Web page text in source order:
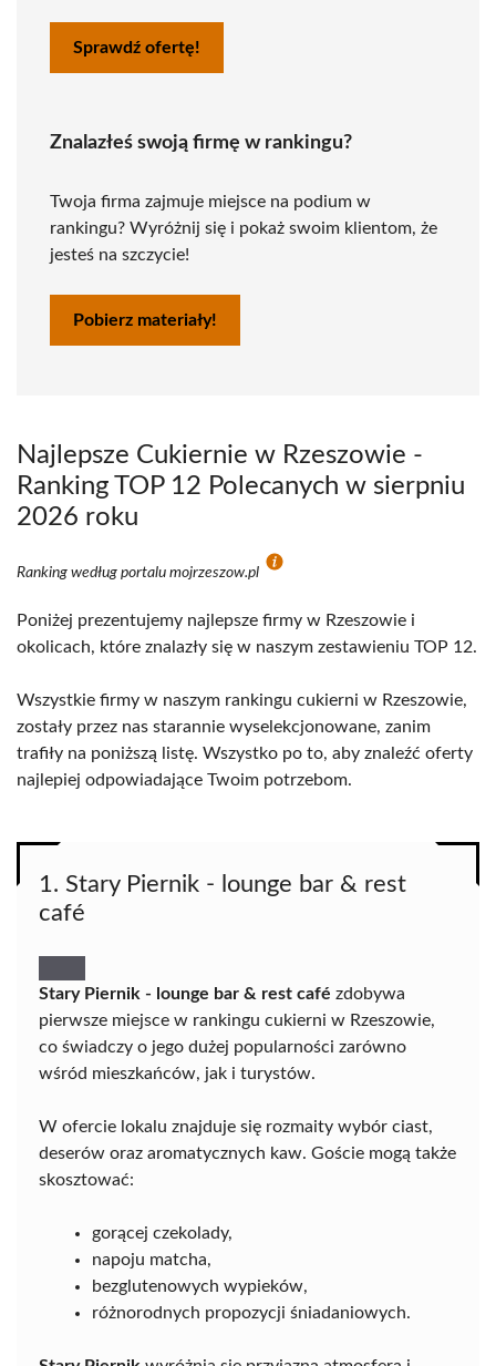
Sprawdź ofertę!
Znalazłeś swoją firmę w rankingu?
Twoja firma zajmuje miejsce na podium w
rankingu? Wyróżnij się i pokaż swoim klientom, że
jesteś na szczycie!
Pobierz materiały!
Najlepsze Cukiernie w Rzeszowie -
Ranking TOP 12 Polecanych w sierpniu
2026 roku
Ranking według portalu mojrzeszow.pl
Poniżej prezentujemy najlepsze firmy w Rzeszowie i
okolicach, które znalazły się w naszym zestawieniu TOP 12.
Wszystkie firmy w naszym rankingu cukierni w Rzeszowie,
zostały przez nas starannie wyselekcjonowane, zanim
trafiły na poniższą listę. Wszystko po to, aby znaleźć oferty
najlepiej odpowiadające Twoim potrzebom.
1. Stary Piernik - lounge bar & rest
café
Stary Piernik - lounge bar & rest café zdobywa
pierwsze miejsce w rankingu cukierni w Rzeszowie,
co świadczy o jego dużej popularności zarówno
wśród mieszkańców, jak i turystów.
W ofercie lokalu znajduje się rozmaity wybór ciast,
deserów oraz aromatycznych kaw. Goście mogą także
skosztować:
gorącej czekolady,
napoju matcha,
bezglutenowych wypieków,
różnorodnych propozycji śniadaniowych.